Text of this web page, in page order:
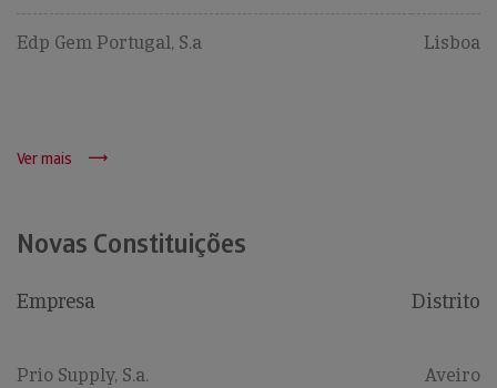
Edp Gem Portugal, S.a Lisboa
Ver mais
Novas Constituições
Empresa Distrito
Prio Supply, S.a. Aveiro